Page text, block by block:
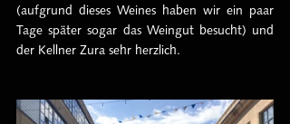
(aufgrund dieses Weines haben wir ein paar
Tage später sogar das Weingut besucht) und
der Kellner Zura sehr herzlich.